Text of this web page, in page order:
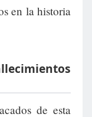
en la historia
de esta